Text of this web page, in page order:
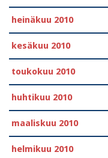
heinäkuu 2010
kesäkuu 2010
toukokuu 2010
huhtikuu 2010
maaliskuu 2010
helmikuu 2010